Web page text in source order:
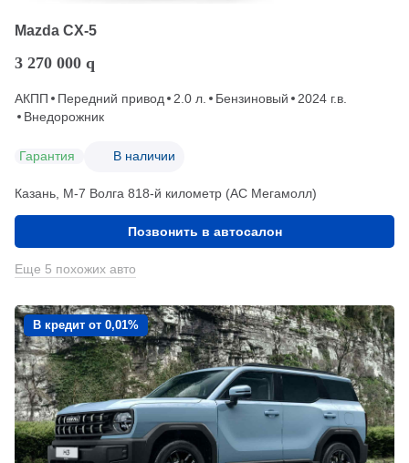
Mazda CX-5
3 270 000 q
АКПП Передний привод 2.0 л. Бензиновый
2024 г.в.
Внедорожник
Гарантия В наличии
Казань, М-7 Волга 818-й километр (АС Мегамолл)
Позвонить в автосалон
Еще 5 похожих авто
В кредит от 0,01%